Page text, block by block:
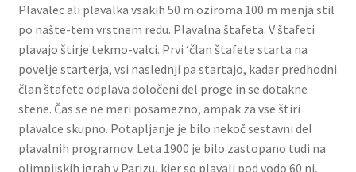
Plavalec ali plavalka vsakih 50 m oziroma 100 m menja stil
po našte-tem vrstnem redu. Plavalna štafeta. V štafeti
plavajo štirje tekmo-valci. Prvi ‘član štafete starta na
povelje starterja, vsi naslednji pa startajo, kadar predhodni
član štafete odplava določeni del proge in se dotakne
stene. Čas se ne meri posamezno, ampak za vse štiri
plavalce skupno. Potapljanje je bilo nekoč sestavni del
plavalnih programov. Leta 1900 je bilo zastopano tudi na
olimpijskih igrah v Parizu, kjer so plavali pod vodo 60 ni,